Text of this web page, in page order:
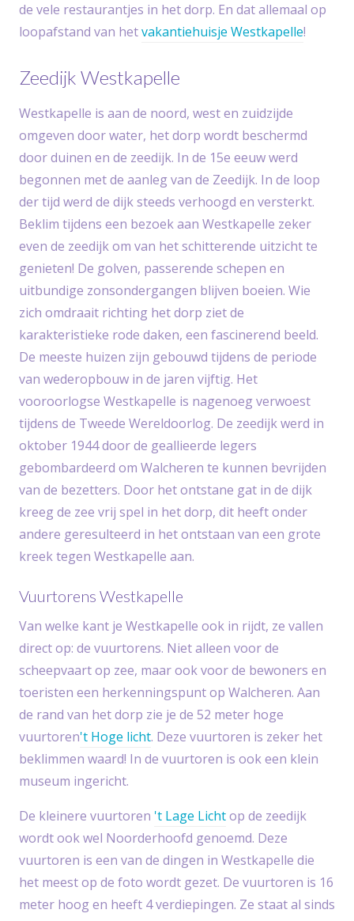
de vele restaurantjes in het dorp. En dat allemaal op
loopafstand van hetvakantiehuisje Westkapelle!
Zeedijk Westkapelle
Westkapelle is aan de noord, west en zuidzijde
omgeven door water, het dorp wordt beschermd
door duinen en de zeedijk. In de 15e eeuw werd
begonnen met de aanleg van de Zeedijk. In de loop
der tijd werd de dijk steeds verhoogd en versterkt.
Beklim tijdens een bezoek aan Westkapelle zeker
even de zeedijk om van het schitterende uitzicht te
genieten! De golven, passerende schepen en
uitbundige zonsondergangen blijven boeien. Wie
zich omdraait richting het dorp ziet de
karakteristieke rode daken, een fascinerend beeld.
De meeste huizen zijn gebouwd tijdens de periode
van wederopbouw in de jaren vijftig. Het
vooroorlogse Westkapelle is nagenoeg verwoest
tijdens de Tweede Wereldoorlog. De zeedijk werd in
oktober 1944 door de geallieerde legers
gebombardeerd om Walcheren te kunnen bevrijden
van de bezetters. Door het ontstane gat in de dijk
kreeg de zee vrij spel in het dorp, dit heeft onder
andere geresulteerd in het ontstaan van een grote
kreek tegen Westkapelle aan.
Vuurtorens Westkapelle
Van welke kant je Westkapelle ook in rijdt, ze vallen
direct op: de vuurtorens. Niet alleen voor de
scheepvaart op zee, maar ook voor de bewoners en
toeristen een herkenningspunt op Walcheren. Aan
de rand van het dorp zie je de 52 meter hoge
vuurtoren't Hoge licht. Deze vuurtoren is zeker het
beklimmen waard! In de vuurtoren is ook een klein
museum ingericht.
De kleinere vuurtoren 't Lage Lichtop de zeedijk
wordt ook wel Noorderhoofd genoemd. Deze
vuurtoren is een van de dingen in Westkapelle die
het meest op de foto wordt gezet. De vuurtoren is 16
meter hoog en heeft 4 verdiepingen. Ze staat al sinds